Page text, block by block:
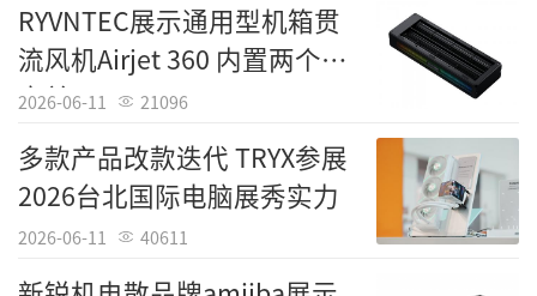
Tags： 荣耀 X16 Plus
责任编辑：中国科技
RYVNTEC展示通用型机箱贯
流风机Airjet 360 内置两个风
扇单元
2026-06-11 21096
多款产品改款迭代 TRYX参展
2026台北国际电脑展秀实力
2026-06-11 40611